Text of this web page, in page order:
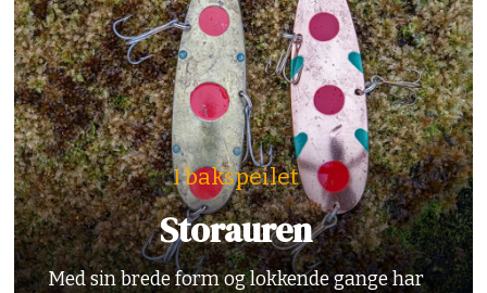
I bakspeilet
Storauren
Med sin brede form og lokkende gange har